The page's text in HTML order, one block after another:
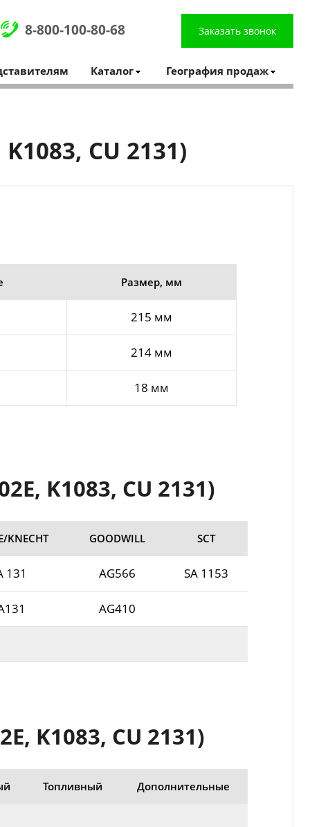
8-800-100-80-68 Заказать звонок
Каталог География продаж
CU 2131)
Размер, мм
215 мм
214 мм
18 мм
K1083, CU 2131)
KNECHT GOODWILL SCT
131 AG566 SA 1153
AG410
K1083, CU 2131)
Топливный Дополнительные